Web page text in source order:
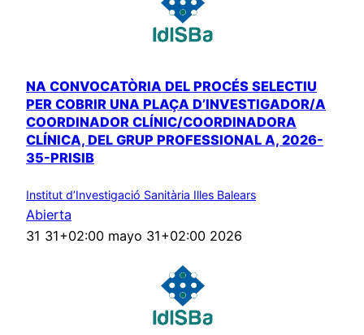
NA CONVOCATÒRIA DEL PROCÉS SELECTIU
PER COBRIR UNA PLAÇA D’INVESTIGADOR/A
COORDINADOR CLÍNIC/COORDINADORA
CLÍNICA, DEL GRUP PROFESSIONAL A, 2026-
35-PRISIB
Institut d’Investigació Sanitària Illes Balears
Abierta
31 31+02:00 mayo 31+02:00 2026